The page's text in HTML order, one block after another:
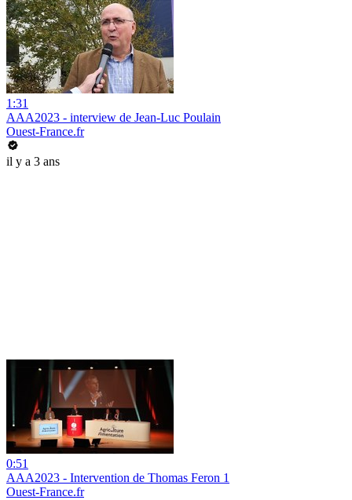
1:31
AAA2023 - interview de Jean-Luc Poulain
Ouest-France.fr
il y a 3 ans
0:51
AAA2023 - Intervention de Thomas Feron 1
Ouest-France.fr